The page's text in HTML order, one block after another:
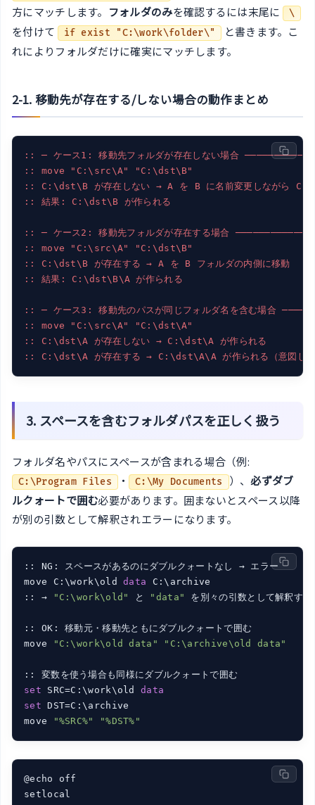
方にマッチします。 フォルダのみを確認するには末尾に \
を付けて if exist "C:\work\folder\"
と書きます。こ
れによりフォルダだけに確実にマッチします。
2-1. 移動先が存在する/しない場合の動作まとめ
:: ─ ケース1: 移動先フォルダが存在しない場合
:: move "C:\src\A" "C:\dst\B"
:: C:\dst\B が存在しない → A を B に名前変更しながら
:: 結果: C:\dst\B が作られる
:: ─ ケース2: 移動先フォルダが存在する場合
:: move "C:\src\A" "C:\dst\B"
:: C:\dst\B が存在する → A を B フォルダの内側に移動
:: 結果: C:\dst\B\A が作られる
:: ─ ケース3: 移動先のパスが同じフォルダ名を含む場合
:: move "C:\src\A" "C:\dst\A"
:: C:\dst\A が存在しない → C:\dst\A が作られる
:: C:\dst\A が存在する → C:\dst\A\A が作られる（意図しな
3. スペースを含むフォルダパスを正しく扱う
フォルダ名やパスにスペースが含まれる場合（例:
C:\Program Files ・ C:\My Documents ）、必ずダブ
ルクォートで囲む必要があります。囲まないとスペース以降
が別の引数として解釈されエラーになります。
:: NG: スペースがあるのにダブルクォートなし → エラー
move C:\work\old data C:\archive
:: →
"C:\work\old" と "data" を別々の引数として解釈する
:: OK: 移動元・移動先ともにダブルクォートで囲む
move
"C:\work\old data" "C:\archive\old data"
set SRC=C:\work\old data
set DST=C:\archive
move
"%SRC%" "%DST%"
@echo off
setlocal